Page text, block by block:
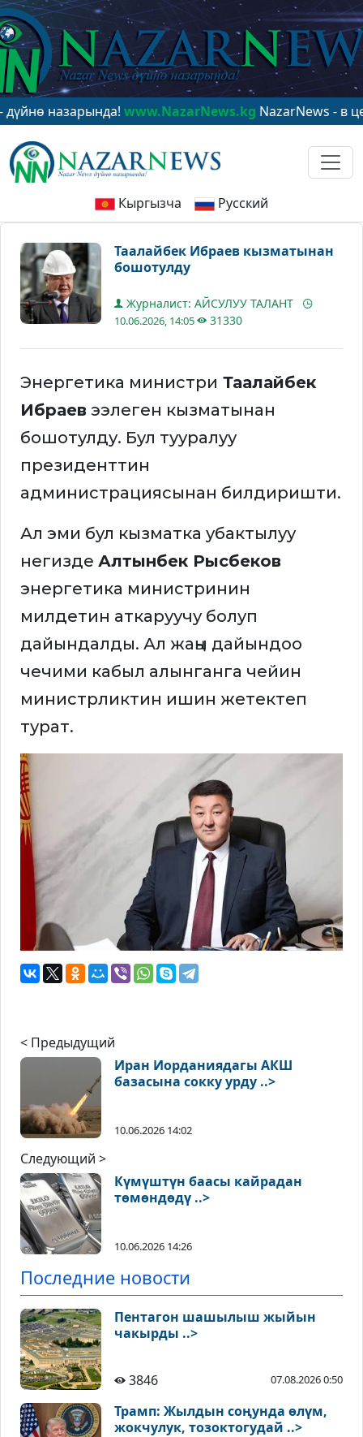
назарында!www.NazarNews.kgNazarNews - в
Кыргызча Русский
Таалайбек Ибраев кызматынан
бошотулду
Журналист: АЙСУЛУУ ТАЛАНТ
10.06.2026, 14:05 31330
Энергетика министри Таалайбек
Ибраев ээлеген кызматынан
бошотулду. Бул тууралуу
президенттин
администрациясынан билдиришти.
Ал эми бул кызматка убактылуу
негизде Алтынбек Рысбеков
энергетика министринин
милдетин аткаруучу болуп
дайындалды. Ал жаңы дайындоо
чечими кабыл алынганга чейин
министрликтин ишин жетектеп
турат.
< Предыдущий
Иран Иорданиядагы АКШ
базасына сокку урду ..>
10.06.2026 14:02
Следующий >
Күмүштүн баасы кайрадан
төмөндөдү ..>
10.06.2026 14:26
Последние новости
Пентагон шашылыш жыйын
чакырды ..>
3846 07.08.2026 0:50
Трамп: Жылдын соңунда өлүм,
жокчулук, тозоктогудай ..>